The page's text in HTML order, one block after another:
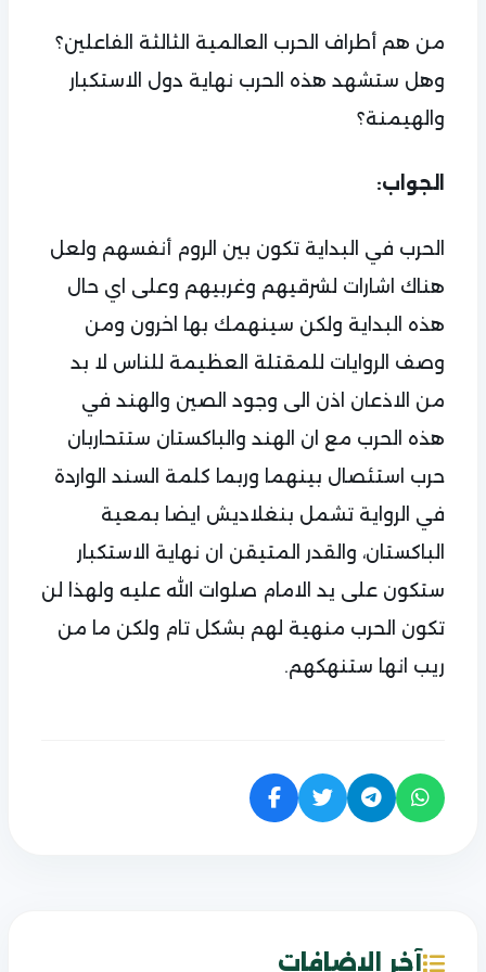
من هم أطراف الحرب العالمية الثالثة الفاعلين؟
وهل ستشهد هذه الحرب نهاية دول الاستكبار
والهيمنة؟
الجواب:
الحرب في البداية تكون بين الروم أنفسهم ولعل
هناك اشارات لشرقيهم وغربيهم وعلى اي حال
هذه البداية ولكن سينهمك بها اخرون ومن
وصف الروايات للمقتلة العظيمة للناس لا بد
من الاذعان اذن الى وجود الصين والهند في
هذه الحرب مع ان الهند والباكستان ستتحاربان
حرب استئصال بينهما وربما كلمة السند الواردة
في الرواية تشمل بنغلاديش ايضا بمعية
الباكستان، والقدر المتيقن ان نهاية الاستكبار
ستكون على يد الامام صلوات الله عليه ولهذا لن
تكون الحرب منهية لهم بشكل تام ولكن ما من
ريب انها ستنهكهم.
آخر الاضافات